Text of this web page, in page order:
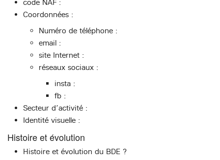
code NAF :
Coordonnées :
Numéro de téléphone :
email :
site Internet :
réseaux sociaux :
insta :
fb :
Secteur d’activité :
Identité visuelle :
Histoire et évolution
Histoire et évolution du BDE ?